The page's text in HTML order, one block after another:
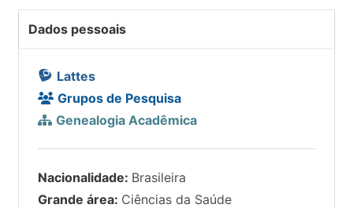
Dados pessoais
Lattes
Grupos de Pesquisa
Genealogia Acadêmica
Nacionalidade: Brasileira
Grande área: Ciências da Saúde